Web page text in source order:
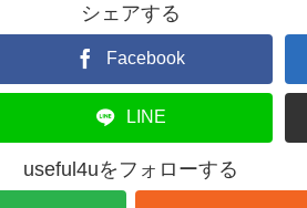
シェアする
Facebook
LINE
useful4uをフォローする